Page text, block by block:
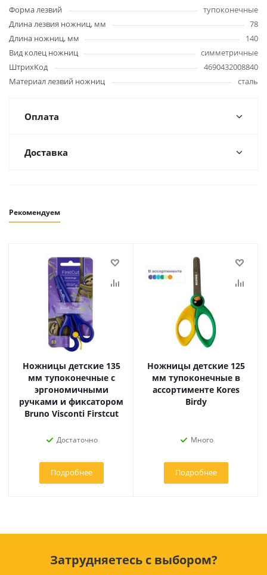
Форма лезвий
тупоконечные
Длина лезвия ножниц, мм
78
Длина ножниц, мм
140
Вид колец ножниц
симметричные
ШтрихКод
4690432008840
Материал лезвий ножниц
сталь
Оплата
Доставка
Рекомендуем
Ножницы детские 135
мм тупоконечные с
эргономичными
ручками и фиксатором
Bruno Visconti Firstcut
Достаточно
Подробнее
Ножницы детские 125
мм тупоконечные в
ассортименте Kores
Birdy
Много
Подробнее
Затрудняетесь с выбором?